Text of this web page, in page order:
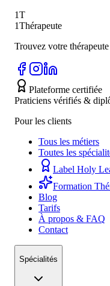
1T
1Thérapeute
Trouvez votre
Plateforme certifiée
Praticiens vérifiés &
Pour les clients
Tous les métiers
Toutes les
Label Holy
Formation
Blog
Tarifs
À propos & FAQ
Contact
Spécialités